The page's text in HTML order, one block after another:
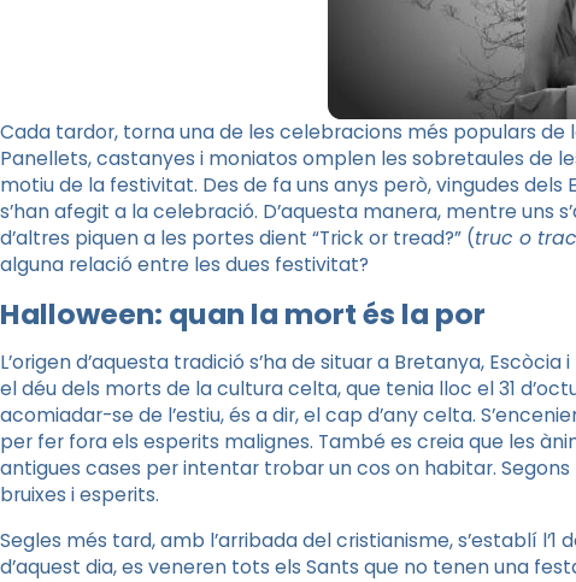
Cada tardor, torna una de les celebracions més populars
Panellets, castanyes i moniatos omplen les sobretaules de
motiu de la festivitat. Des de fa uns anys però, vingudes dels
s’han afegit a la celebració. D’aquesta manera, mentre uns
d’altres piquen a les portes dient “Trick or tread?” (truc o
alguna relació entre les dues festivitat?
Halloween: quan la mort és la por
L’origen d’aquesta tradició s’ha de situar a Bretanya,
el déudels morts de la cultura celta, que tenia lloc el 31
acomiadar-se de l’estiu, és a dir, el cap d’any celta.
per fer fora els esperits malignes. També es creia que les
antigues cases per intentar trobar un cos on habitar.
bruixes i esperits.
Segles més tard, amb l’arribada del cristianisme, s’establí
d’aquest dia, es veneren tots els Sants que no tenen una